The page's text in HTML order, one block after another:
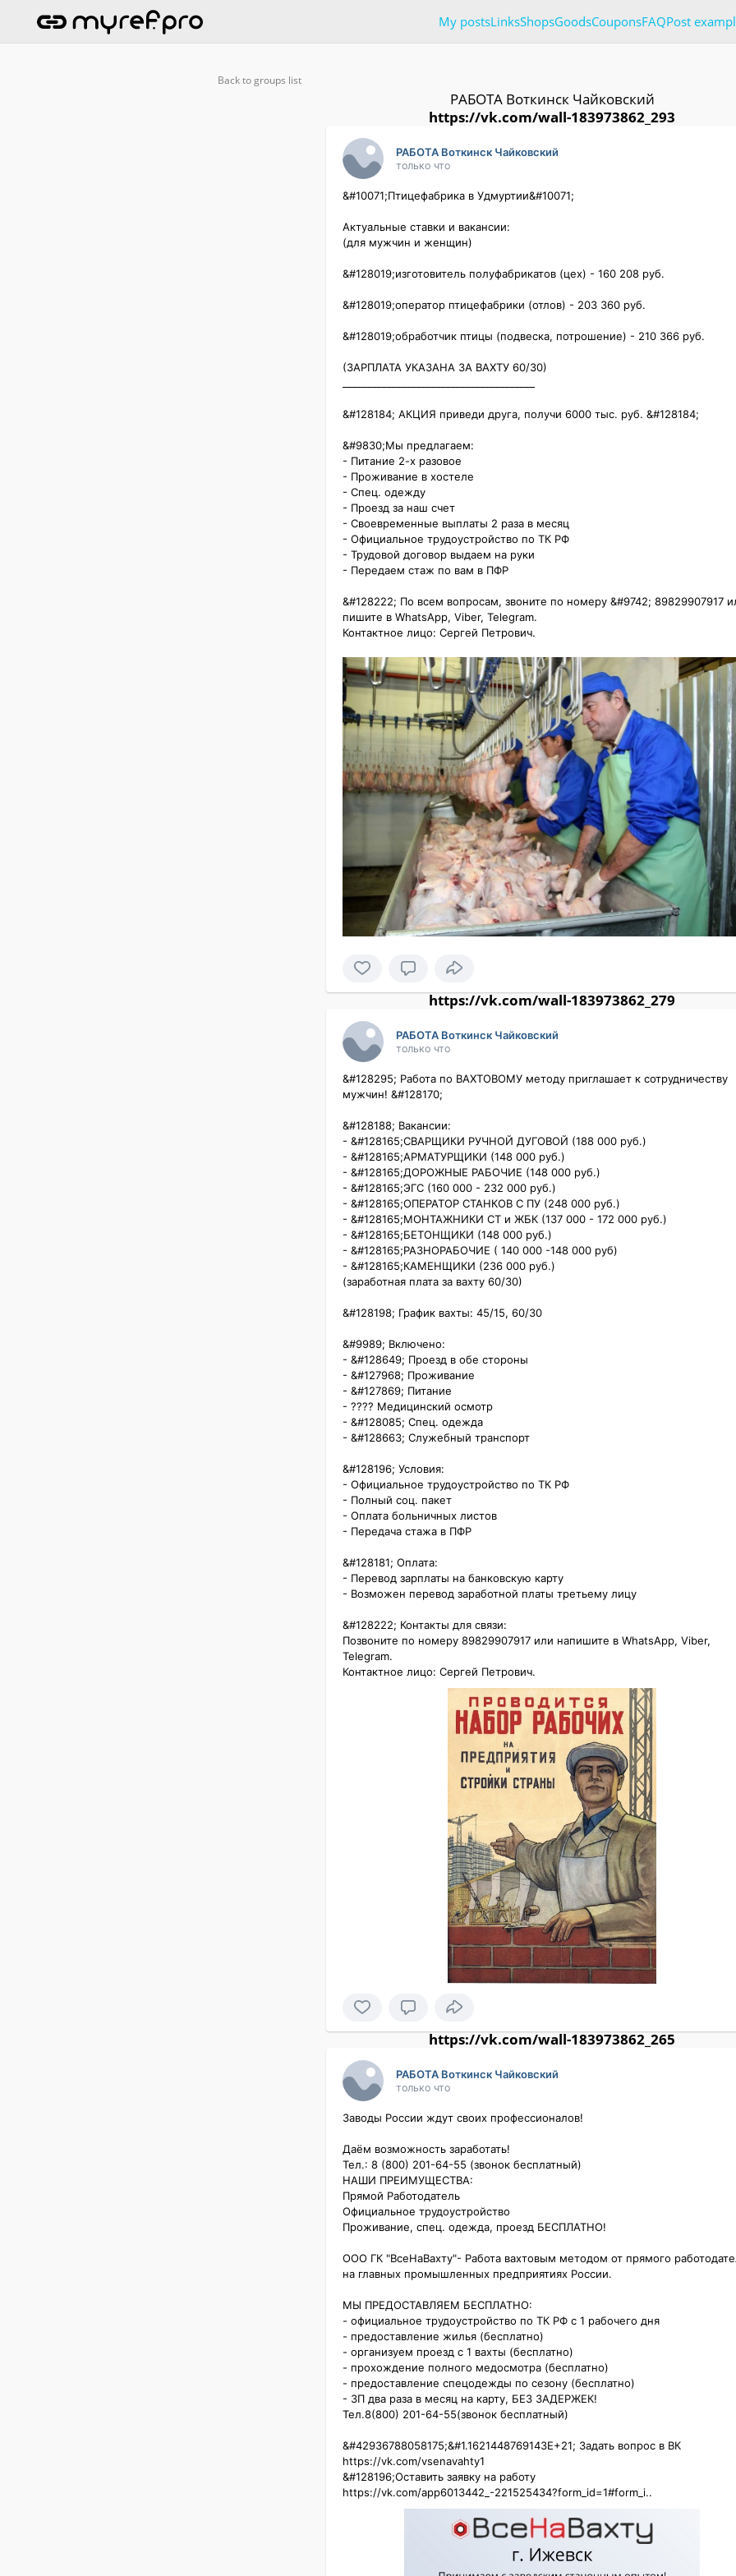
My postsLinksShopsGoodsCouponsFAQPost
Back to groups list
РАБОТА Воткинск Чайковский
https://vk.com/wall-183973862_293
РАБОТА Воткинск Чайковский
только что
&#10071;Птицефабрика в Удмуртии&#10071;
Актуальные ставки и вакансии:
(для мужчин и женщин)
&#128019;изготовитель полуфабрикатов (цех) - 160 208 руб.
&#128019;оператор птицефабрики (отлов) - 203 360 руб.
&#128019;обработчик птицы (подвеска, потрошение) - 210 366 руб.
(ЗАРПЛАТА УКАЗАНА ЗА ВАХТУ 60/30)
&#128184; АКЦИЯ приведи друга, получи 6000 тыс. руб. &#128184;
&#9830;Мы предлагаем:
- Питание 2-х разовое
- Проживание в хостеле
- Спец. одежду
- Проезд за наш счет
- Своевременные выплаты 2 раза в месяц
- Официальное трудоустройство по ТК РФ
- Трудовой договор выдаем на руки
- Передаем стаж по вам в ПФР
&#128222; По всем вопросам, звоните по номеру &#9742; 89829907917
пишите в WhatsApp, Viber, Telegram.
Контактное лицо: Сергей Петрович.
https://vk.com/wall-183973862_279
РАБОТА Воткинск Чайковский
только что
&#128295; Работа по ВАХТОВОМУ методу приглашает к сотрудничеству
мужчин! &#128170;
&#128188; Вакансии:
- &#128165;СВАРЩИКИ РУЧНОЙ ДУГОВОЙ (188 000 руб.)
- &#128165;АРМАТУРЩИКИ (148 000 руб.)
- &#128165;ДОРОЖНЫЕ РАБОЧИЕ (148 000 руб.)
- &#128165;ЭГС (160 000 - 232 000 руб.)
- &#128165;ОПЕРАТОР СТАНКОВ С ПУ (248 000 руб.)
- &#128165;МОНТАЖНИКИ СТ и ЖБК (137 000 - 172 000 руб.)
- &#128165;БЕТОНЩИКИ (148 000 руб.)
- &#128165;РАЗНОРАБОЧИЕ ( 140 000 -148 000 руб)
- &#128165;КАМЕНЩИКИ (236 000 руб.)
(заработная плата за вахту 60/30)
&#128198; График вахты: 45/15, 60/30
&#9989; Включено:
- &#128649; Проезд в обе стороны
- &#127968; Проживание
- &#127869; Питание
- ???? Медицинский осмотр
- &#128085; Спец. одежда
- &#128663; Служебный транспорт
&#128196; Условия:
- Официальное трудоустройство по ТК РФ
- Полный соц. пакет
- Оплата больничных листов
- Передача стажа в ПФР
&#128181; Оплата:
- Перевод зарплаты на банковскую карту
- Возможен перевод заработной платы третьему лицу
&#128222; Контакты для связи:
Позвоните по номеру 89829907917 или напишите в WhatsApp, Viber,
Telegram.
Контактное лицо: Сергей Петрович.
https://vk.com/wall-183973862_265
РАБОТА Воткинск Чайковский
только что
Заводы России ждут своих профессионалов!
Даём возможность заработать!
Тел.: 8 (800) 201-64-55 (звонок бесплатный)
НАШИ ПРЕИМУЩЕСТВА:
Прямой Работодатель
Официальное трудоустройство
Проживание, спец. одежда, проезд БЕСПЛАТНО!
ООО ГК "ВсеНаВахту"- Работа вахтовым методом от прямого
на главных промышленных предприятиях России.
МЫ ПРЕДОСТАВЛЯЕМ БЕСПЛАТНО:
- официальное трудоустройство по ТК РФ с 1 рабочего дня
- предоставление жилья (бесплатно)
- организуем проезд с 1 вахты (бесплатно)
- прохождение полного медосмотра (бесплатно)
- предоставление спецодежды по сезону (бесплатно)
- ЗП два раза в месяц на карту, БЕЗ ЗАДЕРЖЕК!
Тел.8(800) 201-64-55(звонок бесплатный)
&#42936788058175;&#1.1621448769143E+21; Задать вопрос в ВК
https://vk.com/vsenavahty1
&#128196;Оставить заявку на работу
https://vk.com/app6013442_-221525434?form_id=1#form_i..